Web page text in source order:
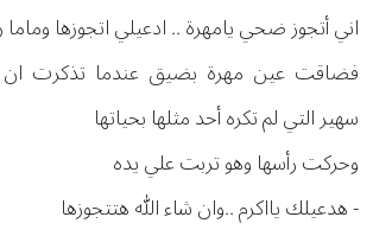
اني أتجوز ضحي يامهرة .. ادعيلي اتجوزها وماما
فضاقت عين مهرة بضيق عندما تذكرت ان
سهير التي لم تكره أحد مثلها بحياتها
وحركت رأسها وهو تربت علي يده
- هدعيلك يااكرم ..وان شاء الله هتتجوزها